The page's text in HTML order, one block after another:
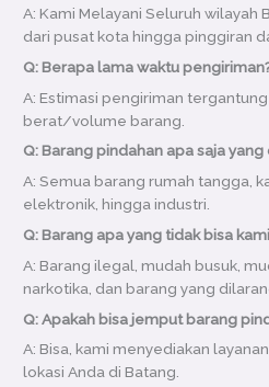
A: Kami Melayani Seluruh wilayah
dari pusat kota hingga pinggiran
Q: Berapa lama waktu
A: Estimasi pengiriman
berat/volume barang.
Q: Barang pindahan apa saja
A: Semua barang rumah tangga,
elektronik, hingga industri.
Q: Barang apa yang tidak bisa
A: Barang ilegal, mudah busuk,
narkotika, dan barang yang
Q: Apakah bisa jemput barang
A: Bisa, kami menyediakan
lokasi Anda di Batang.